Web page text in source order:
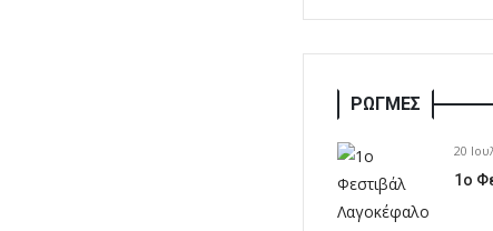
ΡΩΓΜΕΣ
20
1o